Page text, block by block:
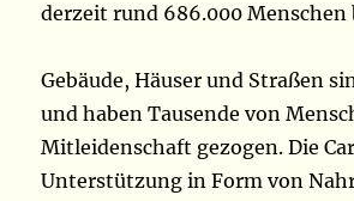
derzeit rund 686.000
Gebäude, Häuser und Straßen
und haben Tausende von
Mitleidenschaft gezogen. Die
Unterstützung in Form von